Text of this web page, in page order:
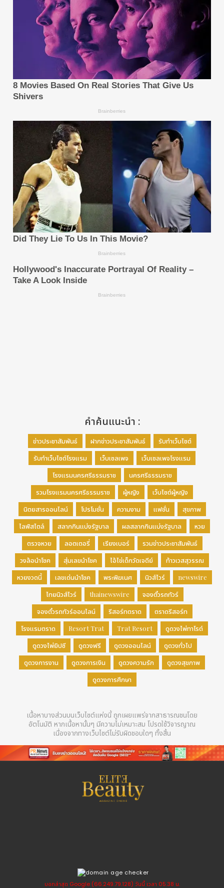
คำค้นแนะนำ :
ข่าวประชาสัมพันธ์ ฝากข่าวประชาสัมพันธ์
รับทำเว็บไซต์
รับทำเว็บไซต์โรงแรม
เว็บเซลเพจ
เว็บเซลเพจโรงแรม
โรงแรมนครศรีธรรมราช
นครศรีธรรมราช
รวมโรงแรมนครศรีธรรมราช
ผู้หญิง
เว็บไซต์ผู้หญิง
นิตยสารออนไลน์
โปรโมชั่น ความงาม แฟชั่น
สุขภาพ
ไลฟ์สไตล์
สลากกินแบ่งรัฐบาล ผลสลากกินแบ่งรัฐบาล
หวย
ตรวจหวย
ลอตเตอรี่ เรียงเบอร์
รวมข่าวประชาสัมพันธ์
วงล้อนำโชค
สุ่มเลขนำโชค ไอ้ไข่เด็กวัดเจดีย์
ท้าวเวสสุวรรณ
หวยงวดนี้
เลขเด่นนำโชค พระพิฆเนศ นิวส์ไวร์
newswire
ไทยนิวส์ไวร์
thainewswire
จองตั๋วรถทัวร์
จองตั๋วรถทัวร์ออนไลน์
รีสอร์ทตราด
ตราดรีสอร์ท
โรงแรมตราด
Resort Trat Trat Resort
ดูดวงไพ่ทาโรต์
ดูดวงไพ่ยิปซี
ดูดวงฟรี ดูดวงออนไลน์
ดูดวงทั่วไป
ดูดวงการงาน
ดูดวงการเงิน ดูดวงความรัก
ดูดวงสุขภาพ
ดูดวงการศึกษา
เนื้อหาบางส่วนบนเว็บไซต์แห่งนี้ ถูกเผยแพร่จากสาธารณชนโดย
อัตโนมัติ หากเนื้อหานั้นๆ มีความไม่เหมาะสม โปรดใช้วิจารญาณ
เนื่องจากทางเว็บไซต์ไม่รับผิดชอบใดๆ ทั้งสิ้น
บอทล่าสุด Google (66.249.79.128) วันนี้ เวลา 05.38 น.